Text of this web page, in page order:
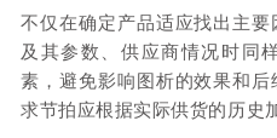
不仅在确定产品适应找出主
及其参数、供应商情况时同
素，避免影响图析的效果和后
求节拍应根据实际供货的历史